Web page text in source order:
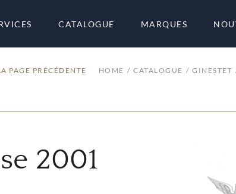
CATALOGUE MARQUES
PAGE PRÉCÉDENTE HOME CATALOGUE GINESTET
2001